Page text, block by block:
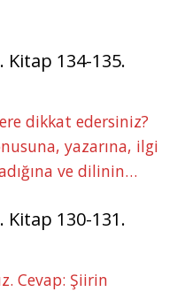
Kitap 134-135.
dikkat edersiniz?
yazarına, ilgi
ve dilinin…
Kitap 130-131.
Cevap: Şiirin